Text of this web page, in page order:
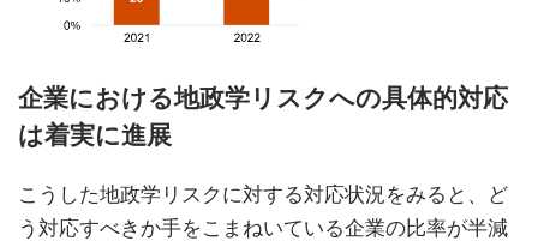
企業における地政学リスクへの具体的対応
は着実に進展
こうした地政学リスクに対する対応状況をみると、ど
う対応すべきか手をこまねいている企業の比率が半減